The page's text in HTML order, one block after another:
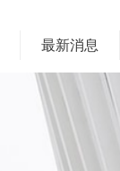
最新消息